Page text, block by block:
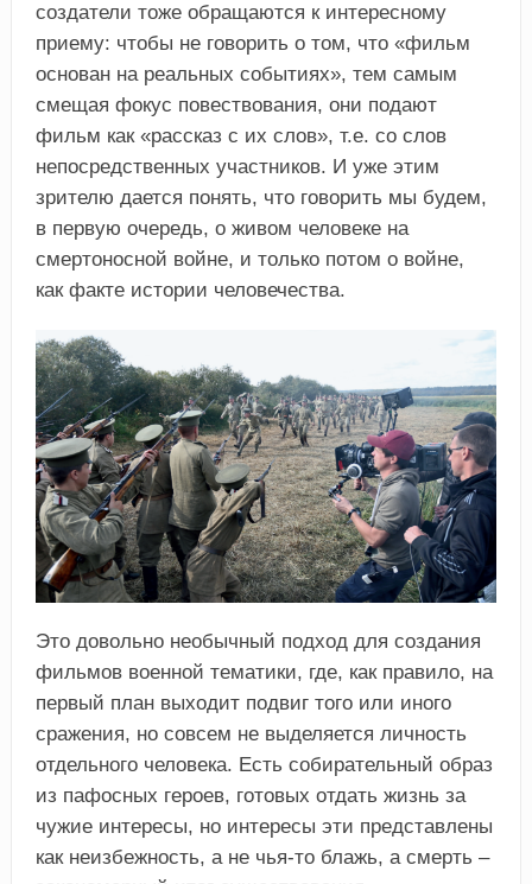
создатели тоже обращаются к интересному
приему: чтобы не говорить о том, что «фильм
основан на реальных событиях», тем самым
смещая фокус повествования, они подают
фильм как «рассказ с их слов», т.е. со слов
непосредственных участников. И уже этим
зрителю дается понять, что говорить мы будем,
в первую очередь, о живом человеке на
смертоносной войне, и только потом о войне,
как факте истории человечества.
Это довольно необычный подход для создания
фильмов военной тематики, где, как правило, на
первый план выходит подвиг того или иного
сражения, но совсем не выделяется личность
отдельного человека. Есть собирательный образ
из пафосных героев, готовых отдать жизнь за
чужие интересы, но интересы эти представлены
как неизбежность, а не чья-то блажь, а смерть –